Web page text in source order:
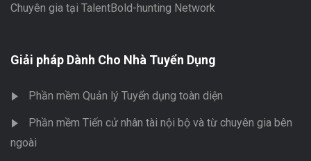
Chuyên gia tại TalentBold-hunting Network
Giải pháp Dành Cho Nhà Tuyển Dụng
Phần mềm Quản lý Tuyển dụng toàn diện
Phần mềm Tiến cử nhân tài nội bộ và từ chuyên gia bên
ngoài